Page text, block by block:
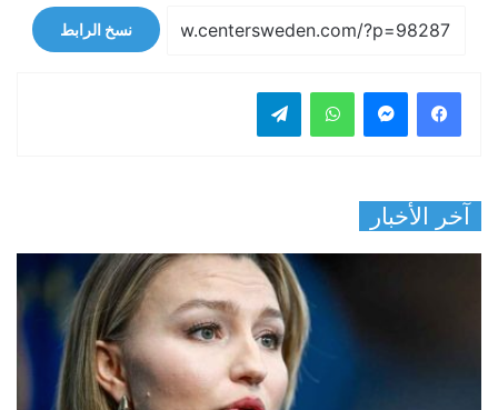
نسخ الرابط
فيسبوك واتساب
آخر الأخبار